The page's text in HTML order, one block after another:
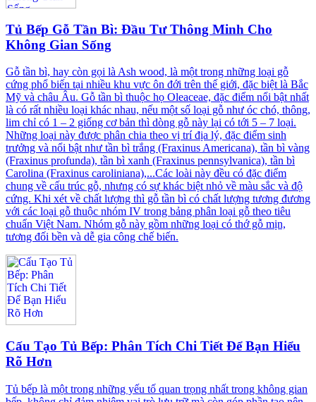
Tủ Bếp Gỗ Tần Bì: Đầu Tư Thông Minh Cho
Không Gian Sống
Gỗ tần bì, hay còn gọi là Ash wood, là một trong những loại gỗ
cứng phổ biến tại nhiều khu vực ôn đới trên thế giới, đặc biệt là Bắc
Mỹ và châu Âu. Gỗ tần bì thuộc họ Oleaceae, đặc điểm nổi bật nhất
là có rất nhiều loại khác nhau, nếu một số loại gỗ như óc chó, thông,
lim chỉ có 1 – 2 giống cơ bản thì dòng gỗ này lại có tới 5 – 7 loại.
Những loại này được phân chia theo vị trí địa lý, đặc điểm sinh
trưởng và nổi bật như tần bì trắng (Fraxinus Americana), tần bì vàng
(Fraxinus profunda), tần bì xanh (Fraxinus pennsylvanica), tần bì
Carolina (Fraxinus caroliniana),...Các loài này đều có đặc điểm
chung về cấu trúc gỗ, nhưng có sự khác biệt nhỏ về màu sắc và độ
cứng. Khi xét về chất lượng thì gỗ tần bì có chất lượng tương đương
với các loại gỗ thuộc nhóm IV trong bảng phân loại gỗ theo tiêu
chuẩn Việt Nam. Nhóm gỗ này gồm những loại có thớ gỗ mịn,
tương đối bền và dễ gia công chế biến.
Cấu Tạo Tủ Bếp: Phân Tích Chi Tiết Để Bạn Hiểu
Rõ Hơn
Tủ bếp là một trong những yếu tố quan trọng nhất trong không gian